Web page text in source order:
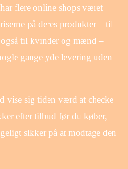
flere online shops været
på deres produkter – til
til kvinder og mænd –
gange yde levering uden
vise sig tiden værd at checke
efter tilbud før du køber,
sikker på at modtage den